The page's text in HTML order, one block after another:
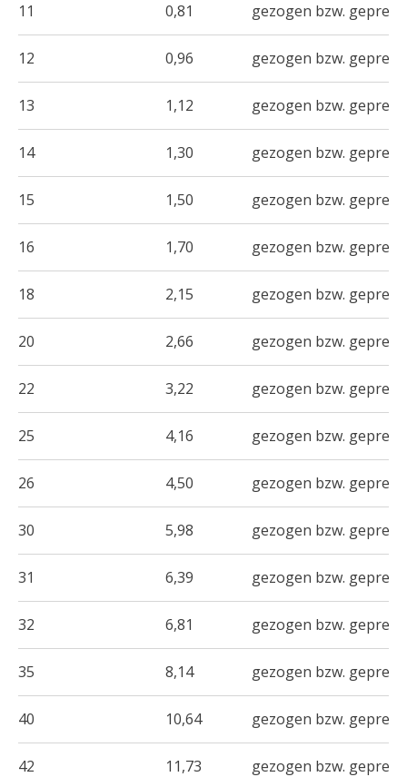
11 0,81 gezogen bzw.
12 0,96 gezogen bzw.
13 1,12 gezogen bzw.
14 1,30 gezogen bzw.
15 1,50 gezogen bzw.
16 1,70 gezogen bzw.
18 2,15 gezogen bzw.
20 2,66 gezogen bzw.
22 3,22 gezogen bzw.
25 4,16 gezogen bzw.
26 4,50 gezogen bzw.
30 5,98 gezogen bzw.
31 6,39 gezogen bzw.
32 6,81 gezogen bzw.
35 8,14 gezogen bzw.
40 10,64 gezogen bzw.
42 11,73 gezogen bzw.